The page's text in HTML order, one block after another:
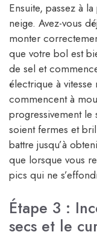
Ensuite, passez à
neige. Avez-vous
monter
que votre bol est
de sel et
électrique à vitesse
commencent à
progressivement le
soient fermes et
battre jusqu’à
que lorsque vous
pics qui ne
Étape 3 :
secs et le